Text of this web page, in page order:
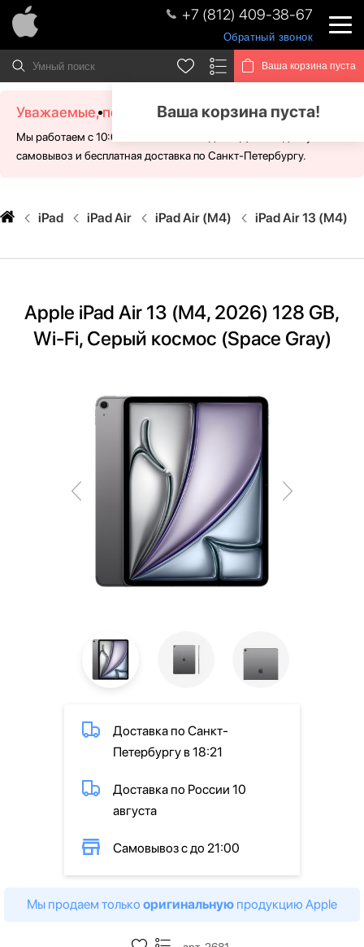
+7 (812) 409-38-67
Обратный звонок
Ваша корзина пуста
Ваша корзина пуста!
Уважаемые, посетители!
Мы работаем с 10:00 - 21:00 без выходных. Для Вас доступен
самовывоз и бесплатная доставка по Санкт-Петербургу.
iPad iPad Air iPad Air (M4) iPad Air 13 (M4)
Apple iPad Air 13 (M4, 2026) 128 GB,
Wi-Fi, Серый космос (Space Gray)
Доставка по Санкт-
Петербургу в 18:21
Доставка по России 10
августа
Самовывоз с до 21:00
Мы продаем только оригинальную продукцию Apple